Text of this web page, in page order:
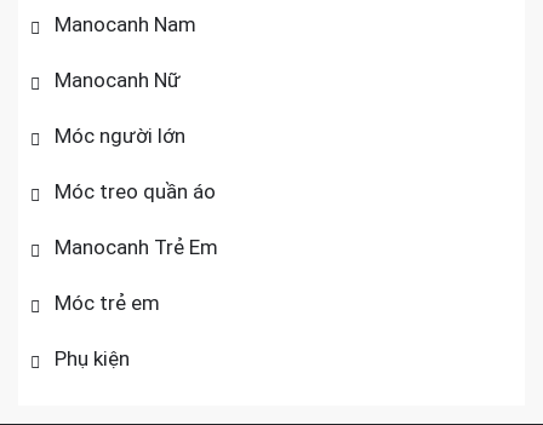
Manocanh Nam
Manocanh Nữ
Móc người lớn
Móc treo quần áo
Manocanh Trẻ Em
Móc trẻ em
Phụ kiện